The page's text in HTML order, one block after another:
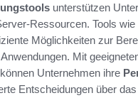
unterstützen
Ressourcen. Tools wie
Möglichkeiten zur
Mit
Unternehmen ihre
Entscheidungen über das